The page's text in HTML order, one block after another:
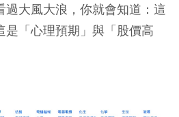
大風大浪，你就會知道： 這
是「心理預期」與「股價高